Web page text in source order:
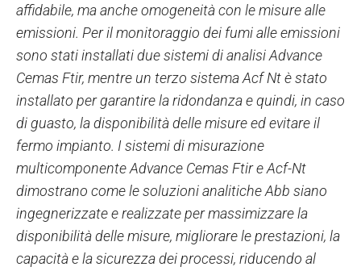
affidabile, ma anche omogeneità con le misure alle
emissioni. Per il monitoraggio dei fumi alle emissioni
sono stati installati due sistemi di analisi Advance
Cemas Ftir, mentre un terzo sistema Acf Nt è stato
installato per garantire la ridondanza e quindi, in caso
di guasto, la disponibilità delle misure ed evitare il
fermo impianto. I sistemi di misurazione
multicomponente Advance Cemas Ftir e Acf-Nt
dimostrano come le soluzioni analitiche Abb siano
ingegnerizzate e realizzate per massimizzare la
disponibilità delle misure, migliorare le prestazioni, la
capacità e la sicurezza dei processi, riducendo al